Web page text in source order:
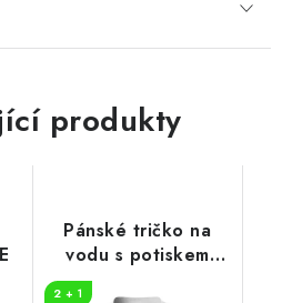
produkty
Pánské tričko na
vodu s potiskem
2 + 1